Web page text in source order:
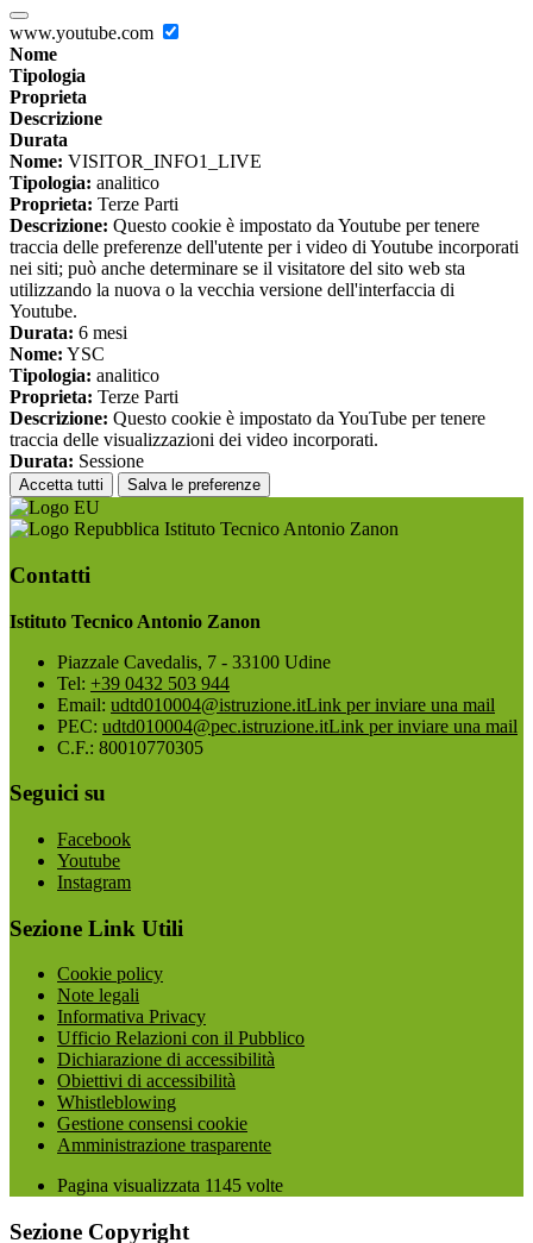
www.youtube.com
Nome
Tipologia
Proprieta
Descrizione
Durata
Nome: VISITOR_INFO1_LIVE
Tipologia: analitico
Proprieta: Terze Parti
Descrizione: Questo cookie è impostato da Youtube per tenere
traccia delle preferenze dell'utente per i video di Youtube incorporati
nei siti; può anche determinare se il visitatore del sito web sta
utilizzando la nuova o la vecchia versione dell'interfaccia di
Youtube.
Durata: 6 mesi
Nome: YSC
Tipologia: analitico
Proprieta: Terze Parti
Descrizione: Questo cookie è impostato da YouTube per tenere
traccia delle visualizzazioni dei video incorporati.
Durata: Sessione
Accetta tutti Salva le preferenze
Istituto Tecnico Antonio Zanon
Contatti
Istituto Tecnico Antonio Zanon
Piazzale Cavedalis, 7 - 33100 Udine
Tel: +39 0432 503 944
Email: udtd010004@istruzione.itLink per inviare una mail
PEC: udtd010004@pec.istruzione.itLink per inviare una mail
C.F.: 80010770305
Seguici su
Facebook
Youtube
Instagram
Sezione Link Utili
Cookie policy
Note legali
Informativa Privacy
Ufficio Relazioni con il Pubblico
Dichiarazione di accessibilità
Obiettivi di accessibilità
Whistleblowing
Gestione consensi cookie
Amministrazione trasparente
Pagina visualizzata 1145 volte
Sezione Copyright